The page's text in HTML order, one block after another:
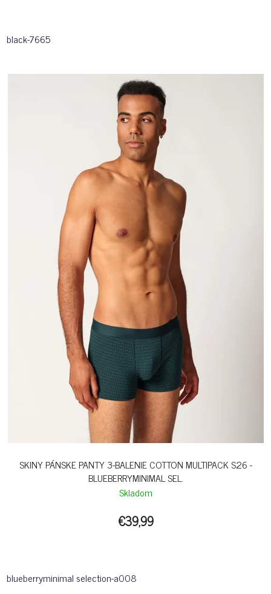
black-7665
SKINY PÁNSKE PANTY 3-BALENIE COTTON MULTIPACK S26 -
BLUEBERRYMINIMAL SEL.
Skladom
€39,99
blueberryminimal selection-a008